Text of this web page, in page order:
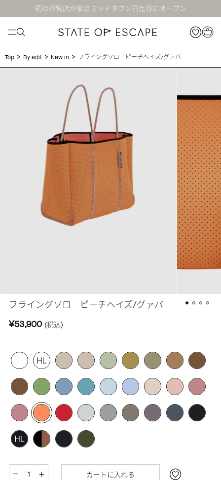
初の直営店が東京ミッドタウン日比谷にオープン
Top > By edit > New in > フライングソロ ピーチヘイズ/グァバ
フライングソロ ピーチヘイズ/グァバ
¥53,900 (税込)
カートに入れる